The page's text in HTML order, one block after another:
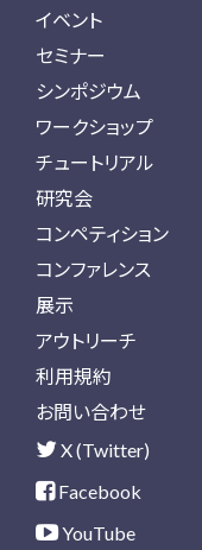
イベント
セミナー
シンポジウム
ワークショップ
チュートリアル
研究会
コンペティション
コンファレンス
展示
アウトリーチ
利用規約
お問い合わせ
X (Twitter)
Facebook
YouTube